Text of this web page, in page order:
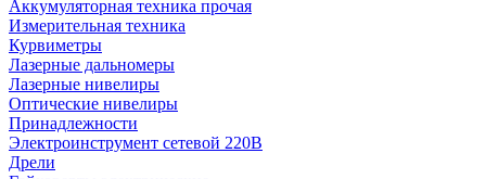
Аккумуляторная техника прочая
Измерительная техника
Курвиметры
Лазерные дальномеры
Лазерные нивелиры
Оптические нивелиры
Принадлежности
Электроинструмент сетевой 220В
Дрели